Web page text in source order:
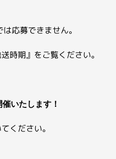
応募できません。
時期』をご覧ください。
催いたします！
ください。